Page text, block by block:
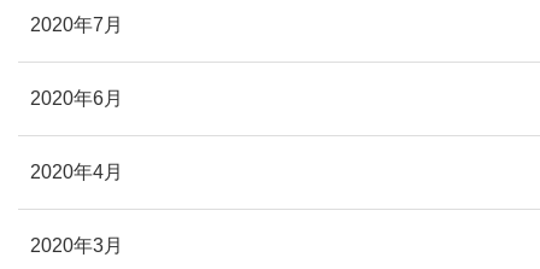
2020年7月
2020年6月
2020年4月
2020年3月